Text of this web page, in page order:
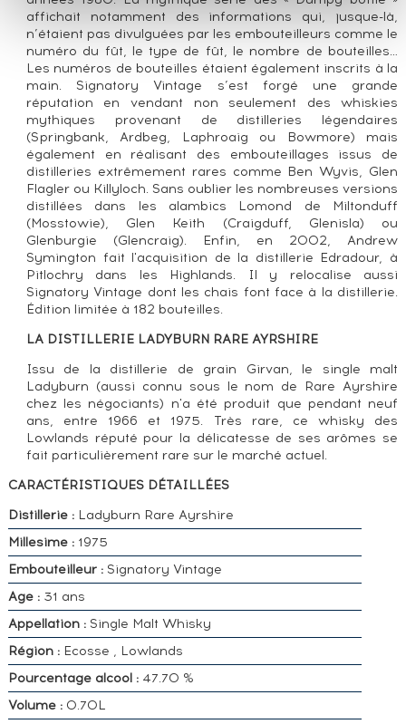
affichait notamment des informations qui, jusque-là,
n’étaient pas divulguées par les embouteilleurs comme le
numéro du fût, le type de fût, le nombre de bouteilles…
Les numéros de bouteilles étaient également inscrits à la
main. Signatory Vintage s’est forgé une grande
réputation en vendant non seulement des whiskies
mythiques provenant de distilleries légendaires
(Springbank, Ardbeg, Laphroaig ou Bowmore) mais
également en réalisant des embouteillages issus de
distilleries extrêmement rares comme Ben Wyvis, Glen
Flagler ou Killyloch. Sans oublier les nombreuses versions
distillées dans les alambics Lomond de Miltonduff
(Mosstowie), Glen Keith (Craigduff, Glenisla) ou
Glenburgie (Glencraig). Enfin, en 2002, Andrew
Symington fait l'acquisition de la distillerie Edradour, à
Pitlochry dans les Highlands. Il y relocalise aussi
Signatory Vintage dont les chais font face à la distillerie.
Édition limitée à 182 bouteilles.
LA DISTILLERIE LADYBURN RARE AYRSHIRE
Issu de la distillerie de grain Girvan, le single malt
Ladyburn (aussi connu sous le nom de Rare Ayrshire
chez les négociants) n'a été produit que pendant neuf
ans, entre 1966 et 1975. Très rare, ce whisky des
Lowlands réputé pour la délicatesse de ses arômes se
fait particulièrement rare sur le marché actuel.
CARACTÉRISTIQUES DÉTAILLÉES
Distillerie :Ladyburn Rare Ayrshire
Millesime :1975
Embouteilleur :Signatory Vintage
Age :31 ans
Appellation :Single Malt Whisky
Région : Ecosse , Lowlands
Pourcentage alcool :47.70 %
Volume : 0.70L